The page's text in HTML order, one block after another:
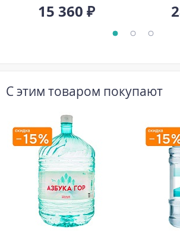
15 360 ₽
С этим товаром покупают